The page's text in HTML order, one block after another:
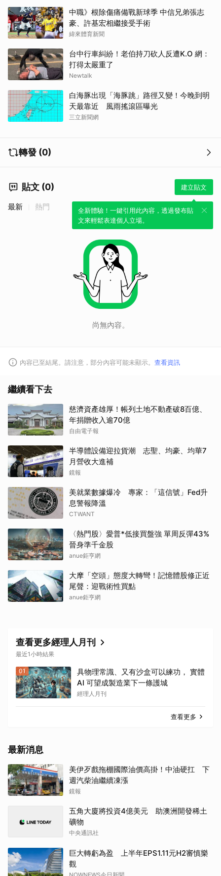
中職》根除傷痛備戰新球季 中信兄弟張志
豪、許基宏相繼接受手術
緯來體育新聞
台中行車糾紛！老伯持刀砍人反遭K.O 網：
打得太嚴重了
Newtalk
白海豚出現「海豚跳」路徑又變！今晚到明
天最靠近 風雨搖滾區曝光
三立新聞網
轉發 (0)
貼文 (0) 建立貼文
全新體驗！一鍵引用此內容，透過發布貼
文來輕鬆表達個人立場。
最新 熱門
尚無內容。
內容已至結尾。請注意，部分內容可能未顯示。 查看資訊
繼續看下去
慈濟資產雄厚！帳列土地不動產破8百億、
年捐贈收入逾70億
自由電子報
半導體設備迎拉貨潮 志聖、均豪、均華7
月營收大進補
鏡報
美就業數據爆冷 專家：「這信號」Fed升
息警報降溫
CTWANT
〈熱門股〉愛普*低接買盤強 單周反彈43%
晉身準千金股
anue鉅亨網
大摩「空頭」態度大轉彎！記憶體股修正近
尾聲：迎戰術性買點
anue鉅亨網
查看更多經理人月刊
最近1小時結果
01
具物理常識、又有沙盒可以練功， 實體
AI 可望成製造業下一條護城
經理人月刊
查看更多
最新消息
美伊歹戲拖棚國際油價高掛！中油硬扛 下
週汽柴油繼續凍漲
鏡報
五角大廈將投資4億美元 助澳洲開發稀土
礦物
中央通訊社
巨大轉虧為盈 上半年EPS1.11元H2審慎樂
觀
取消